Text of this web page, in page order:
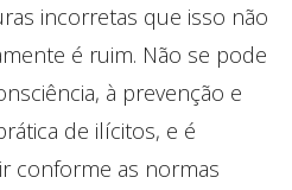
incorretas que isso não
é ruim. Não se pode
à prevenção e
de ilícitos, e é
conforme as normas